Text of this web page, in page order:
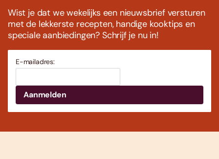
Wist je dat we wekelijks een nieuwsbrief versturen
met de lekkerste recepten, handige kooktips en
speciale aanbiedingen? Schrijf je nu in!
E-mailadres: